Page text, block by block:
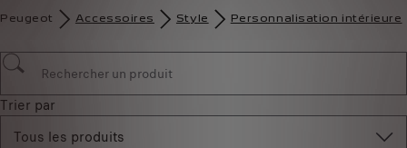
Peugeot Accessoires Style Personnalisation intérieure
Trier par
Tous les produits